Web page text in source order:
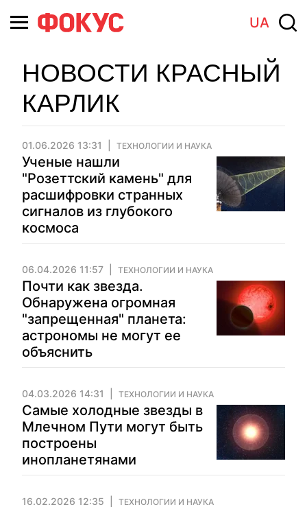
UA
НОВОСТИ КРАСНЫЙ
КАРЛИК
01.06.2026 13:31 ТЕХНОЛОГИИ И НАУКА
Ученые нашли
"Розеттский камень" для
расшифровки странных
сигналов из глубокого
космоса
06.04.2026 11:57 ТЕХНОЛОГИИ И НАУКА
Почти как звезда.
Обнаружена огромная
"запрещенная" планета:
астрономы не могут ее
объяснить
04.03.2026 14:31 ТЕХНОЛОГИИ И НАУКА
Самые холодные звезды в
Млечном Пути могут быть
построены
инопланетянами
16.02.2026 12:35 ТЕХНОЛОГИИ И НАУКА